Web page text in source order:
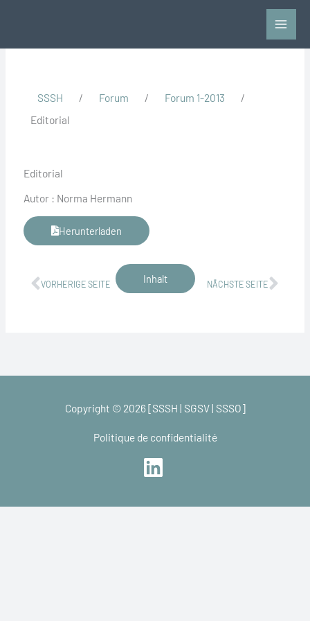
SSSH / Forum / Forum 1-2013
/
Editorial
Editorial
Autor : Norma Hermann
Herunterladen
Zurück
VORHERIGE SEITE NÄCHSTE SEITE
Inhalt
Copyright © 2026 [SSSH | SGSV | SSSO]
Politique de confidentialité